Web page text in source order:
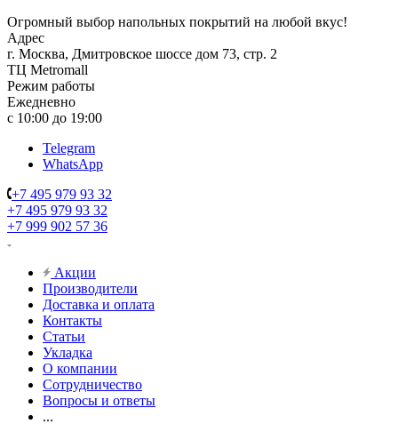
Огромный выбор напольных покрытий на любой вкус!
Адрес
г. Москва, Дмитровское шоссе дом 73, стр. 2
ТЦ Metromall
Режим работы
Ежедневно
с 10:00 до 19:00
Telegram
WhatsApp
+7 495 979 93 32
+7 495 979 93 32
+7 999 902 57 36
Акции
Производители
Доставка и оплата
Контакты
Статьи
Укладка
О компании
Сотрудничество
Вопросы и ответы
...